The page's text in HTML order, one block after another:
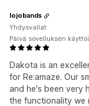
Dakota is an
for Re:amaze. Our
and he's been very
the functionality we
lojobands
Yhdysvallat
Päivä sovelluksen